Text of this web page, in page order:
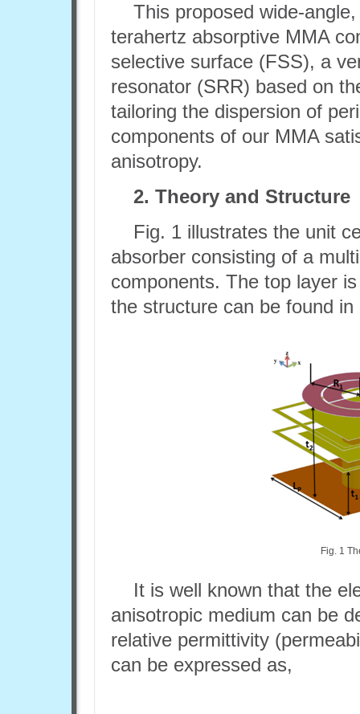
This proposed wide-
terahertz absorptive MMA
selective surface (FSS), a
resonator (SRR) based on
tailoring the dispersion of
components of our MMA
anisotropy.
2. Theory and Structure
Fig. 1 illustrates the unit
absorber consisting of a
components. The top layer
the structure can be found in
Fig. 1
It is well known that the
anisotropic medium can be
relative permittivity
can be expressed as,